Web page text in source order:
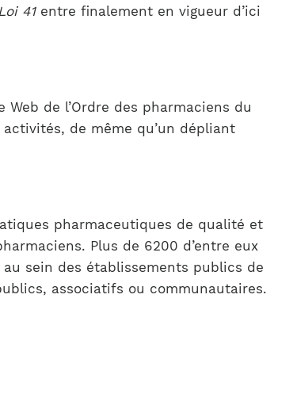
Loi 41entre finalement en vigueur d’ici
de l’Ordre des pharmaciens du
de même qu’un dépliant
pharmaceu­tiques de qualité et
Plus de 6200 d’entre eux
sein des établissements publics de
associatifs ou communautaires.